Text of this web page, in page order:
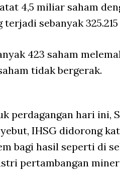
4,5 miliar saham
terjadi sebanyak
423 saham
tidak bergerak.
perdagangan hari ini,
IHSG didorong
bagi hasil seperti di
pertambangan